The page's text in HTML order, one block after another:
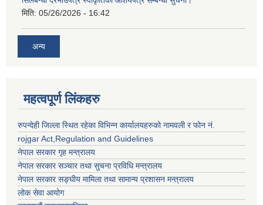
मिति: 05/26/2026 - 16:42
अन्य
महत्वपूर्ण लिंकहरु
रुपन्देही जिल्ला स्थित रहेका विभिन्न कार्यालयहरुको नामवली र फाेन न‌ं.
rojgar Act,Regulation and Guidelines
नेपाल सरकार गृह मन्त्रालय
नेपाल सरकार सञ्चार तथा सुचना प्रविधि मन्त्रालय
नेपाल सरकार सङ्घीय मामिला तथा सामान्य प्रशासन मन्त्रालय
लोक सेवा आयोग